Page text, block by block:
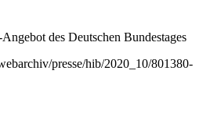
des Deutschen Bundestages
presse/hib/2020_10/801380-